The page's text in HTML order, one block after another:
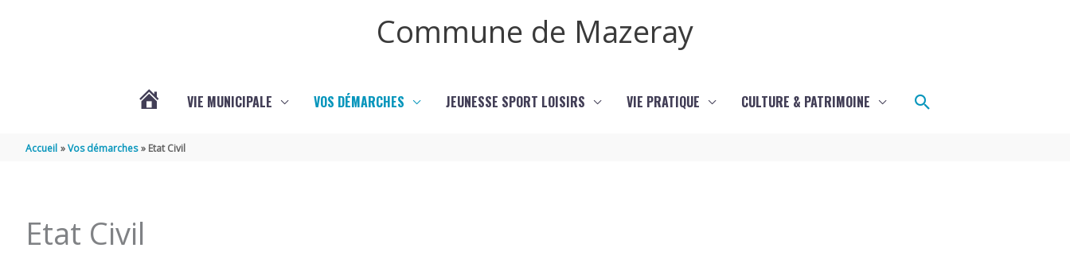
Commune de Mazeray
MAZERAY
VIE MUNICIPALE VOS DÉMARCHES JEUNESSE SPORT LOISIRS VIE PRATIQUE CULTURE & PATRIMOINE Rechercher
Accueil Vos démarches Etat Civil
Etat Civil